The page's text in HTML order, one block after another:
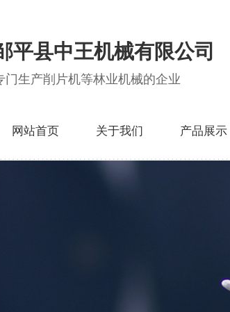
平县中王机械有限公司
门生产削片机等林业机械的企业
网站首页 关于我们 产品展示